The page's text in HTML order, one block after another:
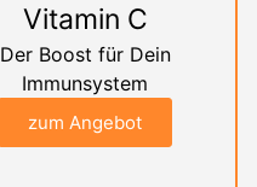
Vitamin C
Der Boost für Dein
Immunsystem
zum Angebot